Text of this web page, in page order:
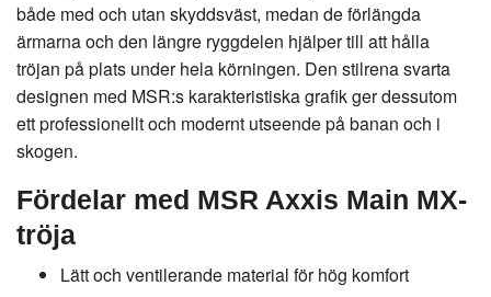
både med och utan skyddsväst, medan de förlängda
ärmarna och den längre ryggdelen hjälper till att hålla
tröjan på plats under hela körningen. Den stilrena svarta
designen med MSR:s karakteristiska grafik ger dessutom
ett professionellt och modernt utseende på banan och i
skogen.
Fördelar med MSR Axxis Main MX-
tröja
Lätt och ventilerande material för hög komfort